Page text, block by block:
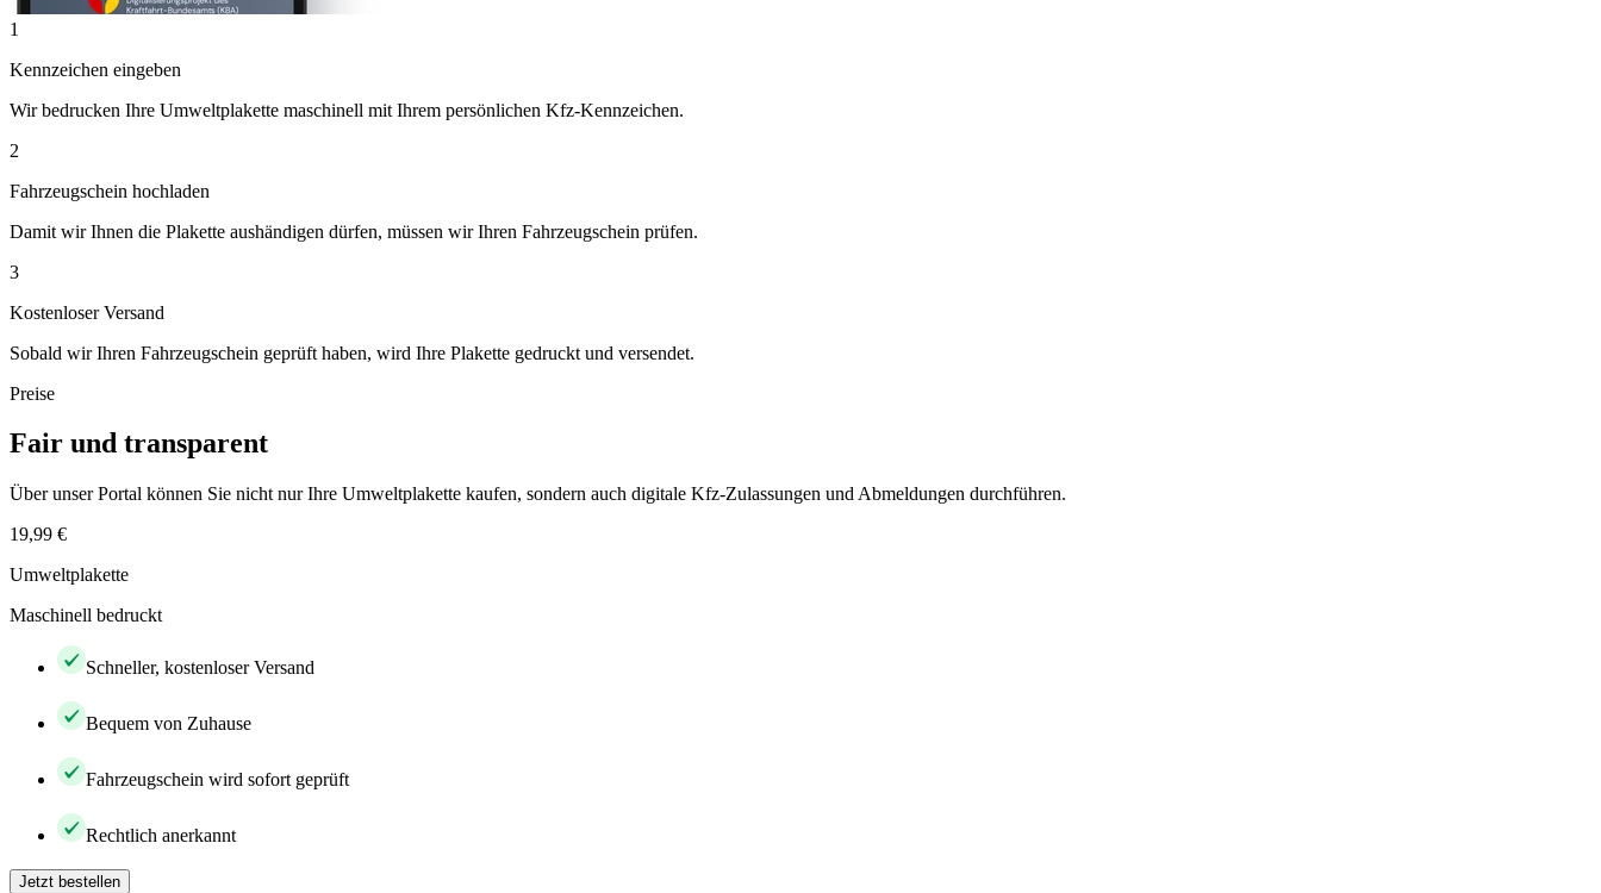
1
Kennzeichen eingeben
Wir bedrucken Ihre Umweltplakette maschinell mit Ihrem persönlichen Kfz-Kennzeichen.
2
Fahrzeugschein hochladen
Damit wir Ihnen die Plakette aushändigen dürfen, müssen wir Ihren Fahrzeugschein prüfen.
3
Kostenloser Versand
Sobald wir Ihren Fahrzeugschein geprüft haben, wird Ihre Plakette gedruckt und versendet.
Preise
Fair und transparent
Über unser Portal können Sie nicht nur Ihre Umweltplakette kaufen, sondern auch digitale Kfz-Zulassungen und Abmeldungen durchführen.
19,99 €
Umweltplakette
Maschinell bedruckt
Schneller, kostenloser Versand
Bequem von Zuhause
Fahrzeugschein wird sofort geprüft
Rechtlich anerkannt
Jetzt bestellen